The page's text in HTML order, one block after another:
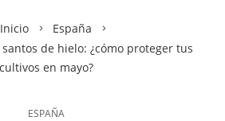
Inicio
España
de hielo: ¿cómo proteger tus
cultivos en mayo?
ESPAÑA